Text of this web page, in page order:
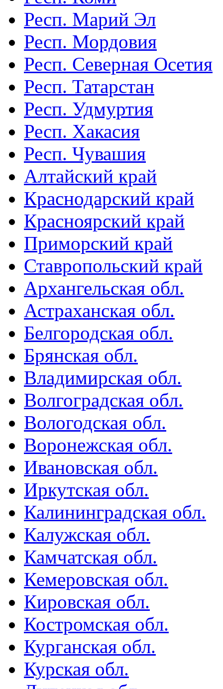
Респ. Марий Эл
Респ. Мордовия
Респ. Северная Осетия
Респ. Татарстан
Респ. Удмуртия
Респ. Хакасия
Респ. Чувашия
Алтайский край
Краснодарский край
Красноярский край
Приморский край
Ставропольский край
Архангельская обл.
Астраханская обл.
Белгородская обл.
Брянская обл.
Владимирская обл.
Волгоградская обл.
Вологодская обл.
Воронежская обл.
Ивановская обл.
Иркутская обл.
Калининградская обл.
Калужская обл.
Камчатская обл.
Кемеровская обл.
Кировская обл.
Костромская обл.
Курганская обл.
Курская обл.